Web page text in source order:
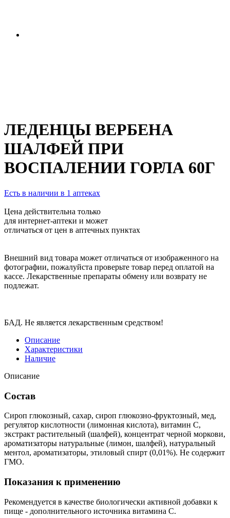
ЛЕДЕНЦЫ ВЕРБЕНА
ШАЛФЕЙ ПРИ
ВОСПАЛЕНИИ ГОРЛА 60Г
Есть в наличии в 1 аптеках
Цена действительна только
для интернет-аптеки и может
отличаться от цен в аптечных пунктах
Внешний вид товара может отличаться от изображенного на
фотографии, пожалуйста проверьте товар перед оплатой на
кассе. Лекарственные препараты обмену или возврату не
подлежат.
БАД. Не является лекарственным средством!
Описание
Характеристики
Наличие
Описание
Состав
Сироп глюкозный, сахар, сироп глюкозно-фруктозный, мед,
регулятор кислотности (лимонная кислота), витамин С,
экстракт растительный (шалфей), концентрат черной моркови,
ароматизаторы натуральные (лимон, шалфей), натуральный
ментол, ароматизаторы, этиловый спирт (0,01%). Не содержит
ГМО.
Показания к применению
Рекомендуется в качестве биологически активной добавки к
пище - дополнительного источника витамина C.